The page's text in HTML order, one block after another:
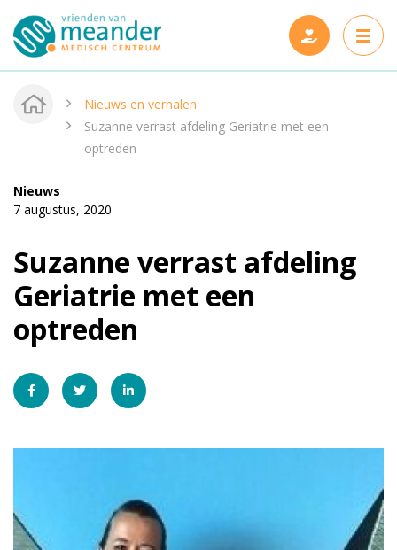
Projecten
Nieuwe projecten
Gerealiseerde projecten
Steun ons
Wie zijn wij
Nieuws en verhalen
Onze vrienden
Nieuws en verhalen
Suzanne verrast afdeling Geriatrie met een
optreden
Nieuws
7 augustus, 2020
Suzanne verrast afdeling
Geriatrie met een
optreden